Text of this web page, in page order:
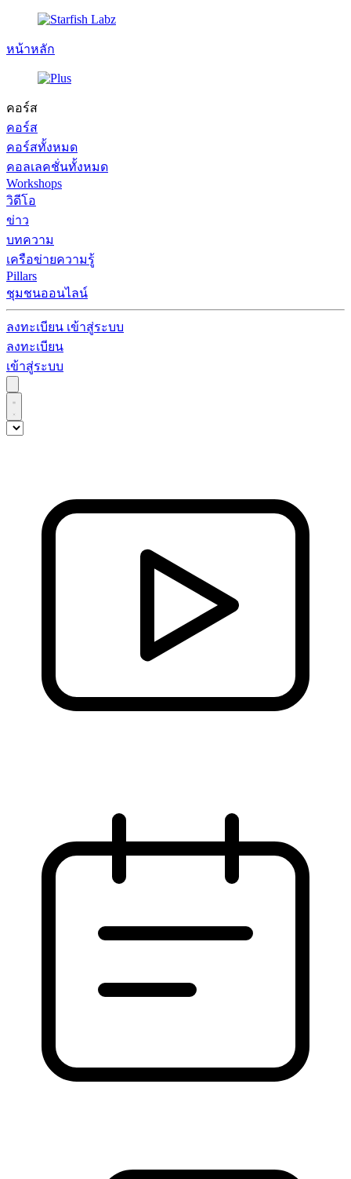
หน้าหลัก
คอร์ส
คอร์ส
คอร์สทั้งหมด
คอลเลคชั่นทั้งหมด
Workshops
วิดีโอ
ข่าว
บทความ
เครือข่ายความรู้
Pillars
ชุมชนออนไลน์
ลงทะเบียน เข้าสู่ระบบ
ลงทะเบียน
เข้าสู่ระบบ